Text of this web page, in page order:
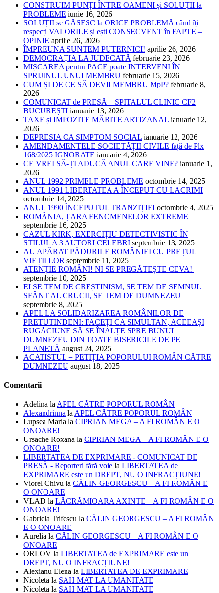
CONSTRUIM PUNȚI ÎNTRE OAMENI și SOLUȚII la
PROBLEME iunie 16, 2026
SOLUȚII se GĂSESC la ORICE PROBLEMĂ când îți
respecți VALORILE și ești CONSECVENT în FAPTE –
OPINIE aprilie 26, 2026
ÎMPREUNA SUNTEM PUTERNICI! aprilie 26, 2026
DEMOCRAȚIA LA JUDECATĂ februarie 23, 2026
MIȘCAREA pentru PACE poate INTERVENI ÎN
SPRIJINUL UNUI MEMBRU februarie 15, 2026
CUM ȘI DE CE SĂ DEVII MEMBRU MpP? februarie 8,
2026
COMUNICAT de PRESĂ – SPITALUL CLINIC CF2
BUCUREȘTI ianuarie 13, 2026
TAXE și IMPOZITE MĂRITE ARTIZANAL ianuarie 12,
2026
DEPRESIA CA SIMPTOM SOCIAL ianuarie 12, 2026
AMENDAMENTELE SOCIETĂȚII CIVILE față de Plx
168/2025 IGNORATE ianuarie 4, 2026
CE VREI SĂ-ȚI ADUCĂ ANUL CARE VINE? ianuarie 1,
2026
ANUL 1992 PRIMELE PROBLEME octombrie 14, 2025
ANUL 1991 LIBERTATEA A ÎNCEPUT CU LACRIMI
octombrie 14, 2025
ANUL 1990 ÎNCEPUTUL TRANZIȚIEI octombrie 4, 2025
ROMÂNIA, ȚARA FENOMENELOR EXTREME
septembrie 16, 2025
CAZUL KIRK, EXERCIȚIU DETECTIVISTIC ÎN
STILUL A 3 AUTORI CELEBRI septembrie 13, 2025
AU APĂRAT PĂDURILE ROMÂNIEI CU PREȚUL
VIEȚII LOR septembrie 11, 2025
ATENȚIE ROMÂNI! NI SE PREGĂTEȘTE CEVA!
septembrie 10, 2025
EI SE TEM DE CREȘTINISM, SE TEM DE SEMNUL
SFÂNT AL CRUCII, SE TEM DE DUMNEZEU
septembrie 8, 2025
APEL LA SOLIDARIZAREA ROMÂNILOR DE
PRETUTINDENI: FACEȚI CA SIMULTAN, ACEEAȘI
RUGĂCIUNE SĂ SE ÎNALȚE SPRE BUNUL
DUMNEZEU DIN TOATE BISERICILE DE PE
PLANETĂ august 24, 2025
ACATISTUL = PETIȚIA POPORULUI ROMÂN CĂTRE
DUMNEZEU august 18, 2025
Comentarii
Adelina la APEL CĂTRE POPORUL ROMÂN
Alexandrinna la APEL CĂTRE POPORUL ROMÂN
Lupsea Maria la CIPRIAN MEGA – A FI ROMÂN E O
ONOARE!
Ursache Roxana la CIPRIAN MEGA – A FI ROMÂN E O
ONOARE!
LIBERTATEA DE EXPRIMARE - COMUNICAT DE
PRESĂ - Reporteri fără voie la LIBERTATEA de
EXPRIMARE este un DREPT, NU O INFRACȚIUNE!
Viorel Chivu la CĂLIN GEORGESCU – A FI ROMÂN E
O ONOARE
VLAD la LĂCRĂMIOARA AXINTE – A FI ROMÂN E O
ONOARE!
Gabriela Trifescu la CĂLIN GEORGESCU – A FI ROMÂN
E O ONOARE
Aurelia la CĂLIN GEORGESCU – A FI ROMÂN E O
ONOARE
ORLOV la LIBERTATEA de EXPRIMARE este un
DREPT, NU O INFRACȚIUNE!
Alexianu Elena la LIBERTATEA DE EXPRIMARE
Nicoleta la SAH MAT LA UMANITATE
Nicoleta la SAH MAT LA UMANITATE